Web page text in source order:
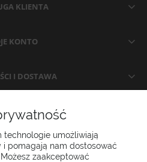
KLIENTA
KONTO
I DOSTAWA
O NAS
technologie umożliwiają
i pomagają nam dostosować
zaakceptować